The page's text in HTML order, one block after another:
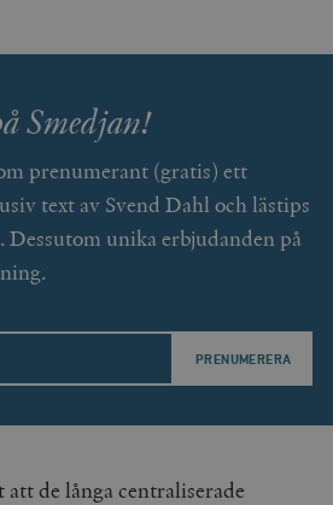
Smedjan!
prenumerant (gratis) ett
text av Svend Dahl och lästips
Dessutom unika erbjudanden på
de långa centraliserade